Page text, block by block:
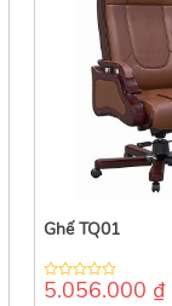
Ghế TQ01
0
5.056.000 ₫